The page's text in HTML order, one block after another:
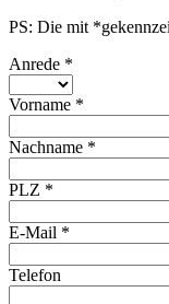
PS: Die mit
Anrede *
Vorname *
Nachname *
PLZ *
E-Mail *
Telefon